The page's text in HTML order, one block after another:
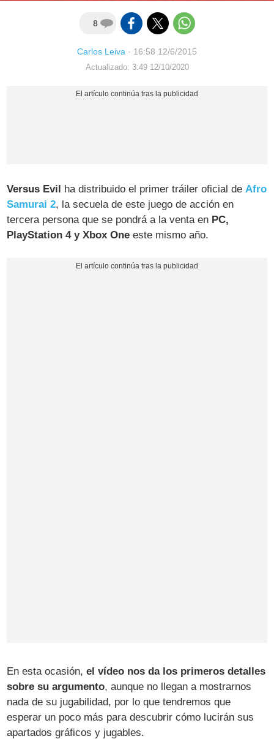
8
Carlos Leiva · 16:58 12/6/2015
Actualizado: 3:49 12/10/2020
Versus Evil ha distribuido el primer tráiler oficial deAfro
Samurai 2, la secuela de este juego de acción en
tercera persona que se pondrá a la venta en PC,
PlayStation 4 y Xbox One este mismo año.
En esta ocasión,el vídeo nos da los primeros detalles
sobre su argumento, aunque no llegan a mostrarnos
nada de su jugabilidad, por lo que tendremos que
esperar un poco más para descubrir cómo lucirán sus
apartados gráficos y jugables.